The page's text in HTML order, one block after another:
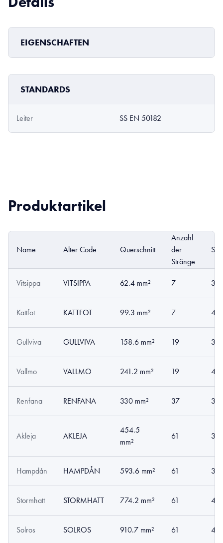
EIGENSCHAFTEN
STANDARDS
Leiter SS EN 50182
Produktartikel
Name Alter Code Querschnitt
Anzahl
der
Stränge
Vitsippa VITSIPPA 62.4 mm² 7
Kattfot KATTFOT 99.3 mm² 7
Gullviva GULLVIVA 158.6 mm² 19
Vallmo VALLMO 241.2 mm² 19
Renfana RENFANA 330 mm² 37
Akleja AKLEJA
454.5
mm²
61
Hampdån HAMPDÅN 593.6 mm² 61
Stormhatt STORMHATT 774.2 mm² 61
Solros SOLROS 910.7 mm² 61